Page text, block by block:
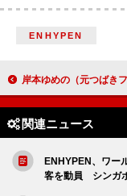
ENHYPEN
岸本ゆめの（元つばきファクトリー）、ソロ初EPより先行SG第2弾「
関連ニュース
ENHYPEN、ワー
客を動員 シンガ